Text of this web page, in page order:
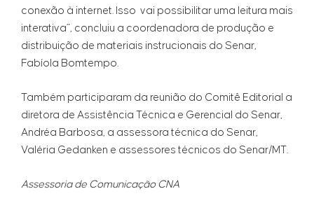
conexão à internet. Isso vai possibilitar uma leitura mais
interativa”, concluiu a coordenadora de produção e
distribuição de materiais instrucionais do Senar,
Fabíola Bomtempo.
Também participaram da reunião do Comitê Editorial a
diretora de Assistência Técnica e Gerencial do Senar,
Andréa Barbosa, a assessora técnica do Senar,
Valéria Gedanken e assessores técnicos do Senar/MT.
Assessoria de Comunicação CNA